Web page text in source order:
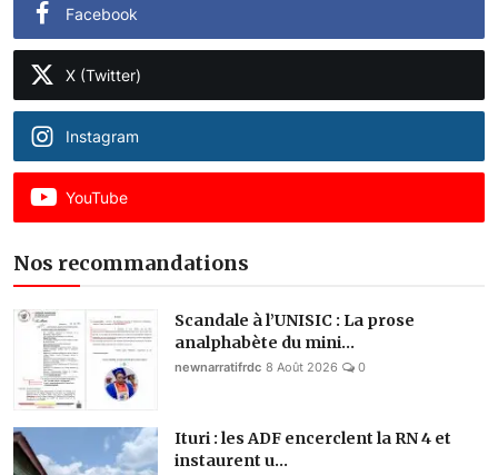
Facebook
X (Twitter)
Instagram
YouTube
Nos recommandations
Scandale à l’UNISIC : La prose
analphabète du mini...
newnarratifrdc 8 Août 2026 0
Ituri : les ADF encerclent la RN 4 et
instaurent u...